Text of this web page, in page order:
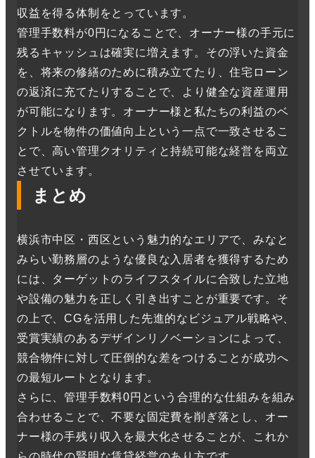
収益を得る体制をとっています。
管理手数料が0円になることで、オーナー様の手元に
残るキャッシュは確実に増えます。その浮いた資金
を、将来の修繕のために積み立てたり、住宅ローン
の返済に充てたりすることで、より健全な資産運用
が可能になります。オーナー様と私たちの利益のベ
クトルを物件の価値向上という一点で一致させるこ
とで、高い管理クオリティと持続可能な経営を両立
させています。
まとめ
横浜市中区・西区という魅力的なエリアで、みなと
みらい勤務層のような優良な入居者を獲得するため
には、ターゲットのライフスタイルに合致した立地
や設備の魅力を正しく引き出すことが重要です。そ
の上で、CGを活用した先進的なビジュアル戦略や、
受賞実績のあるデザインリノベーションによって、
競合物件に対して圧倒的な差をつけることが成功へ
の最短ルートとなります。
さらに、管理手数料0円という合理的な仕組みを組み
合わせることで、不要な固定費を削ぎ落とし、オー
ナー様の手残り収入を最大化させることが、これか